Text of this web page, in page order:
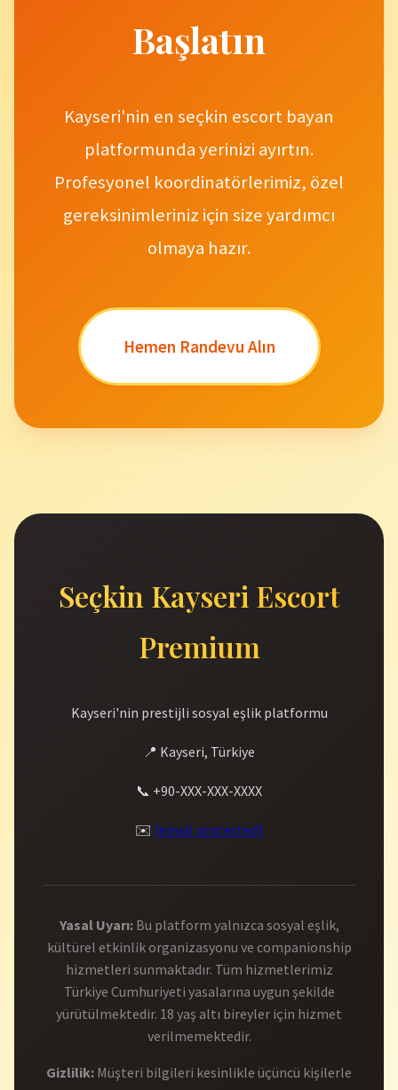
Başlatın
Kayseri'nin en seçkin escort bayan
platformunda yerinizi ayırtın.
Profesyonel koordinatörlerimiz, özel
gereksinimleriniz için size yardımcı
olmaya hazır.
Hemen Randevu Alın
Seçkin Kayseri Escort
Premium
Kayseri'nin prestijli sosyal eşlik platformu
📍 Kayseri, Türkiye
📞 +90-XXX-XXX-XXXX
✉️ [email protected]
Yasal Uyarı:Bu platform yalnızca sosyal eşlik,
kültürel etkinlik organizasyonu ve companionship
hizmetleri sunmaktadır. Tüm hizmetlerimiz
Türkiye Cumhuriyeti yasalarına uygun şekilde
yürütülmektedir. 18 yaş altı bireyler için hizmet
verilmemektedir.
Gizlilik: Müşteri bilgileri kesinlikle üçüncü kişilerle